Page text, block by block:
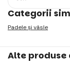
Categorii
Padele și vâsle
Alte produse